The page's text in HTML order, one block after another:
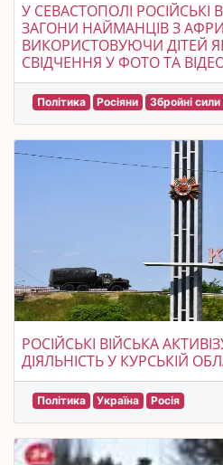
У СЕВАСТОПОЛІ
ЗАГОНИ НАЙМАНЦІВ З
ВИКОРИСТОВУЮЧИ ДІТЕЙ
СВІДЧЕННЯ У ФОТО ТА
Політика Росіяни Збройні сили
РОСІЙСЬКІ ВІЙСЬКА
ДІЯЛЬНІСТЬ У КУРСЬКІЙ
Політика Україна Росія